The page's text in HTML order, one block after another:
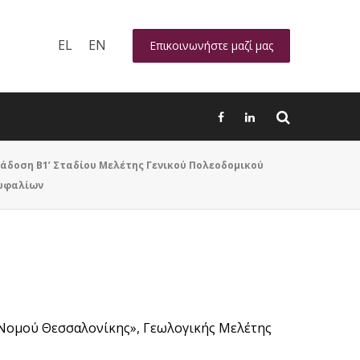
EL EN Επικοινωνήστε μαζί μας
Β1ʼ Σταδίου Μελέτης Γενικού Πολεοδομικού
Θεσσαλονίκης», Γεωλογικής Μελέτης